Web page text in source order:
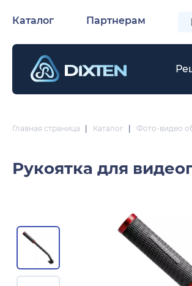
Каталог Партнерам
Главная страница Каталог Фото-видео
Рукоятка для